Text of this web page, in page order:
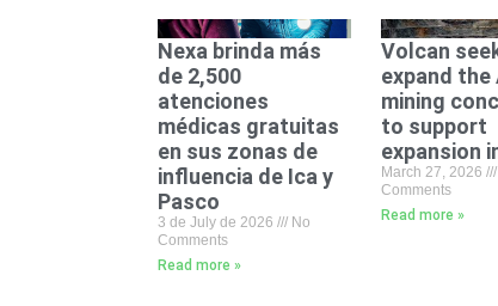
Nexa brinda más
de 2,500
atenciones
médicas gratuitas
en sus zonas de
influencia de Ica y
Pasco
3 de July de 2026
No
Comments
Read more »
Volcan
expand the
mining
to support
expansion
March 27, 2026
Comments
Read more »